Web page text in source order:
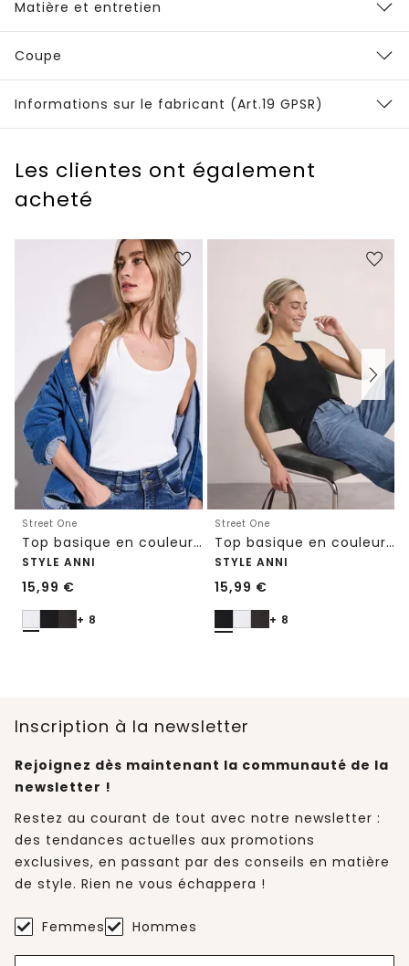
Matière et entretien
Coupe
Informations sur le fabricant (Art.19 GPSR)
Les clientes ont également
acheté
Street One
Top basique en couleur unie
STYLE ANNI
15,99 €
+ 8
Street One
Top basique en couleur unie
STYLE ANNI
15,99 €
+ 8
Inscription à la newsletter
Rejoignez dès maintenant la communauté de la
newsletter !
Restez au courant de tout avec notre newsletter :
des tendances actuelles aux promotions
exclusives, en passant par des conseils en matière
de style. Rien ne vous échappera !
Femmes Hommes